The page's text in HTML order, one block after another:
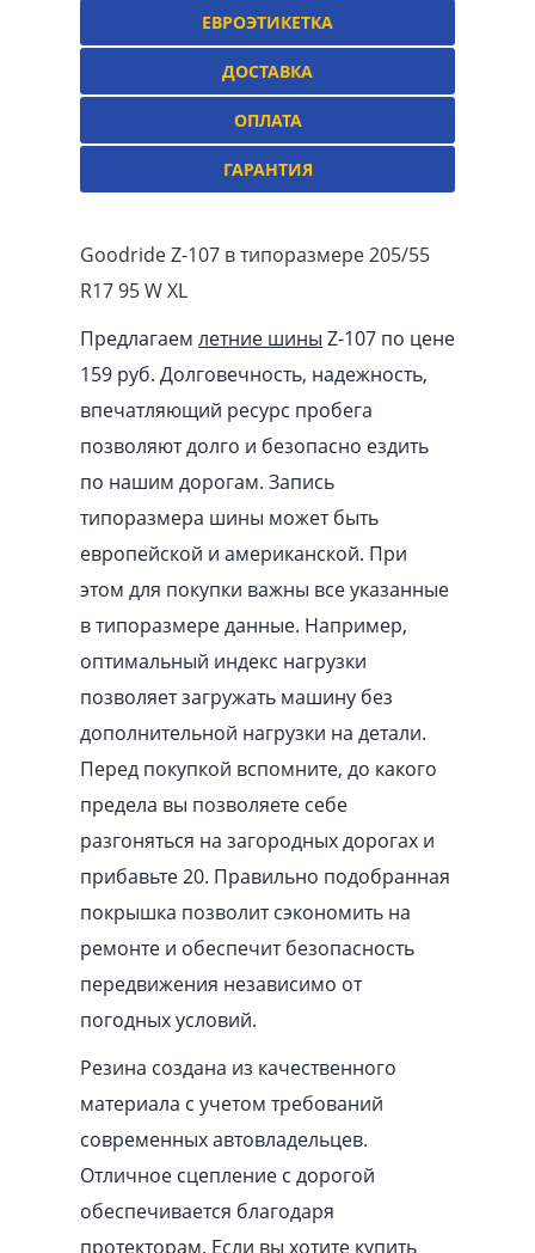
ЕВРОЭТИКЕТКА
ДОСТАВКА
ОПЛАТА
ГАРАНТИЯ
Goodride Z-107 в типоразмере 205/55
R17 95 W XL
Предлагаем летние шины Z-107 по цене
159 руб. Долговечность, надежность,
впечатляющий ресурс пробега
позволяют долго и безопасно ездить
по нашим дорогам. Запись
типоразмера шины может быть
европейской и американской. При
этом для покупки важны все указанные
в типоразмере данные. Например,
оптимальный индекс нагрузки
позволяет загружать машину без
дополнительной нагрузки на детали.
Перед покупкой вспомните, до какого
предела вы позволяете себе
разгоняться на загородных дорогах и
прибавьте 20. Правильно подобранная
покрышка позволит сэкономить на
ремонте и обеспечит безопасность
передвижения независимо от
погодных условий.
Резина создана из качественного
материала с учетом требований
современных автовладельцев.
Отличное сцепление с дорогой
обеспечивается благодаря
протекторам. Если вы хотите купить